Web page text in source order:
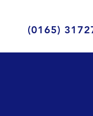
(0165)